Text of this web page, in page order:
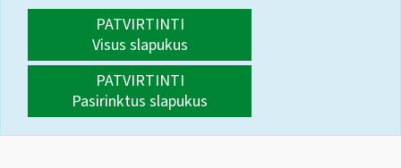
PATVIRTINTI
Visus slapukus
PATVIRTINTI
Pasirinktus slapukus